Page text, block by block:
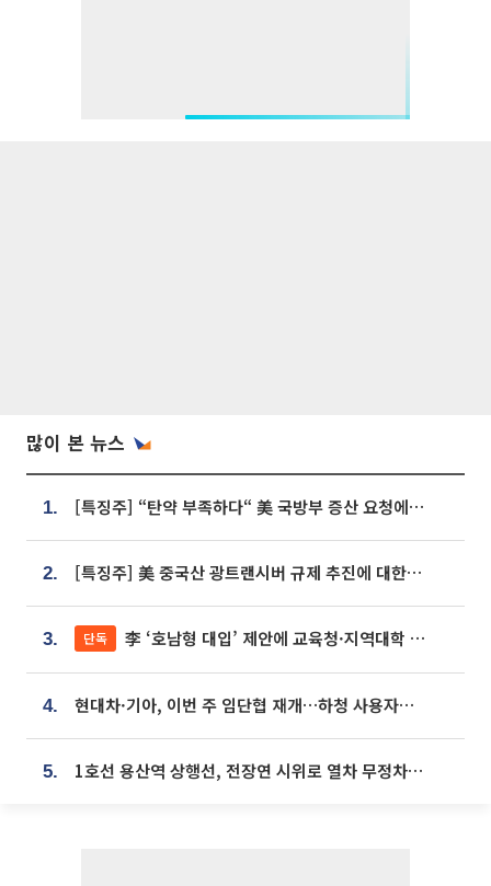
많이 본 뉴스
1. [특징주] “탄약 부족하다“ 美 국방부 증산 요청에⋯국내 방산주 급등세
2. [특징주] 美 중국산 광트랜시버 규제 추진에 대한광통신 등 광통신株 강세
3. 단독 李 ‘호남형 대입’ 제안에 교육청·지역대학 서·논술형 입시 연계 '착수'
4. 현대차·기아, 이번 주 임단협 재개…하청 사용자성 재심도 ‘변수’
5. 1호선 용산역 상행선, 전장연 시위로 열차 무정차 운행